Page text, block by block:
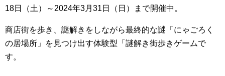
18日（土）～2024年3月31日（日）まで開催中。
商店街を歩き、謎解きをしながら最終的な謎「にゃごろく
の居場所」を⾒つけ出す体験型「謎解き街歩きゲームで
す。